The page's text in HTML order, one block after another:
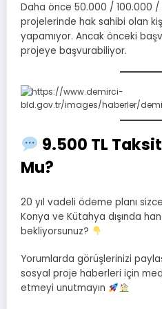
Daha önce 50.000 / 100.000
projelerinde hak sahibi olan
yapamıyor. Ancak önceki
projeye başvurabiliyor.
9.500 TL
Mu?
20 yıl vadeli ödeme planı
Konya ve Kütahya dışında
bekliyorsunuz?
Yorumlarda görüşlerinizi
sosyal proje haberleri için
etmeyi unutmayın